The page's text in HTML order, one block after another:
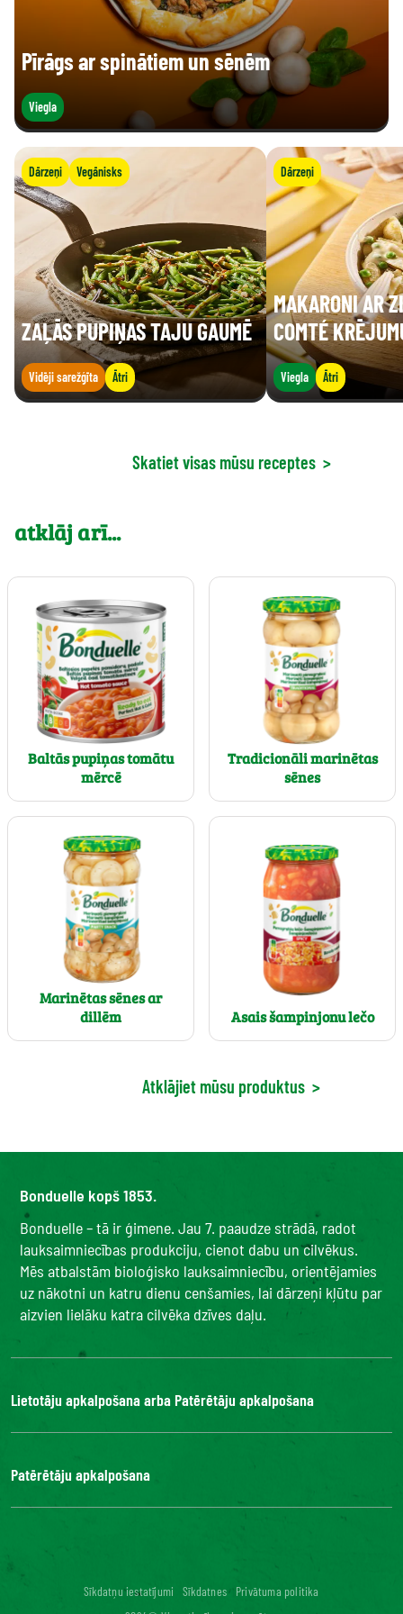
Pīrāgs ar spinātiem un sēnēm
Viegla
Dārzeņi Vegānisks
ZAĻĀS PUPIŅAS TAJU GAUMĒ
Vidēji sarežģīta Ātri
Dārzeņi
MAKARONI AR
COMTÉ
Viegla Ātri
Skatiet visas mūsu receptes >
atklāj arī...
Baltās pupiņas tomātu
mērcē
Tradicionāli marinētas
sēnes
Marinētas sēnes ar
dillēm
Asais šampinjonu lečo
Atklājiet mūsu produktus >
Bonduelle kopš 1853.
Bonduelle – tā ir ģimene. Jau 7. paaudze strādā, radot
lauksaimniecības produkciju, cienot dabu un cilvēkus.
Mēs atbalstām bioloģisko lauksaimniecību, orientējamies
uz nākotni un katru dienu cenšamies, lai dārzeņi kļūtu par
aizvien lielāku katra cilvēka dzīves daļu.
Lietotāju apkalpošana arba Patērētāju apkalpošana
Bonduelle Food Service
Patērētāju apkalpošana
Kontakti
Digitālā piekļuve: nav atbilstoša
Sīkdatņu iestatījumi Sīkdatnes
Privātuma politika